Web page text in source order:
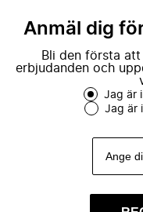
Anmäl dig
Bli den första
erbjudanden och
Jag är
Jag är